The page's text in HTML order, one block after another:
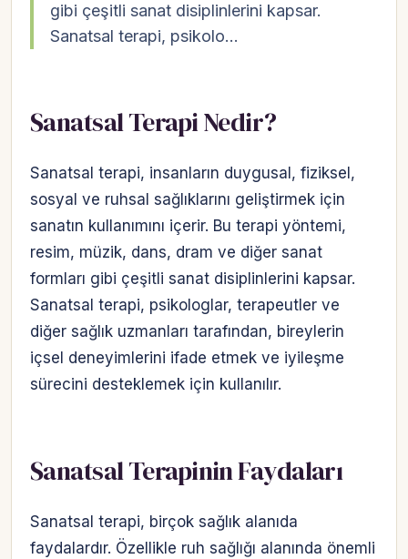
gibi çeşitli sanat disiplinlerini kapsar.
Sanatsal terapi, psikolo…
Sanatsal Terapi Nedir?
Sanatsal terapi, insanların duygusal, fiziksel,
sosyal ve ruhsal sağlıklarını geliştirmek için
sanatın kullanımını içerir. Bu terapi yöntemi,
resim, müzik, dans, dram ve diğer sanat
formları gibi çeşitli sanat disiplinlerini kapsar.
Sanatsal terapi, psikologlar, terapeutler ve
diğer sağlık uzmanları tarafından, bireylerin
içsel deneyimlerini ifade etmek ve iyileşme
sürecini desteklemek için kullanılır.
Sanatsal Terapinin Faydaları
Sanatsal terapi, birçok sağlık alanıda
faydalardır. Özellikle ruh sağlığı alanında önemli